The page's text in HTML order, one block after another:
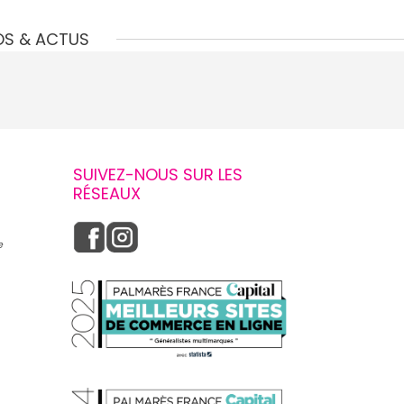
& ACTUS
SUIVEZ-NOUS SUR LES
RÉSEAUX